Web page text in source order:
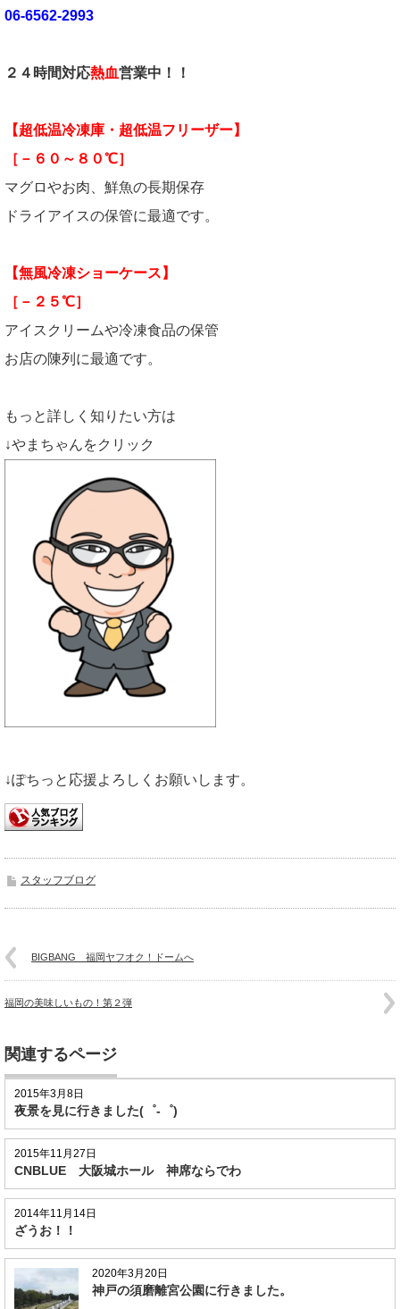
06-6562-2993
２４時間対応熱血営業中！！
【超低温冷凍庫・超低温フリーザー】
［－６０～８０℃］
マグロやお肉、鮮魚の長期保存
ドライアイスの保管に最適です。
【無風冷凍ショーケース】
［－２５℃］
アイスクリームや冷凍食品の保管
お店の陳列に最適です。
もっと詳しく知りたい方は
↓やまちゃんをクリック
↓ぽちっと応援よろしくお願いします。
スタッフブログ
BIGBANG 福岡ヤフオク！ドームへ
福岡の美味しいもの！第２弾
関連するページ
2015年3月8日
夜景を見に行きました(゜-゜)
2015年11月27日
CNBLUE 大阪城ホール 神席ならでわ
2014年11月14日
ざうお！！
2020年3月20日
神戸の須磨離宮公園に行きました。